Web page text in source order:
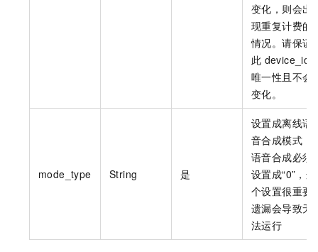
变化，则会出
现重复计费的
情况。请保证
此 device_id
唯一性且不会
变化。
mode_type String 是
设置成离线语
音合成模式，
语音合成必须
设置成“0”，这
个设置很重要,
遗漏会导致无
法运行